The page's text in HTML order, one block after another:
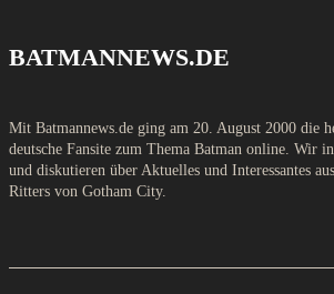
BATMANNEWS.DE
Mit Batmannews.de ging am 20. August 2000 die
deutsche Fansite zum Thema Batman online. Wir
und diskutieren über Aktuelles und Interessantes
Ritters von Gotham City.